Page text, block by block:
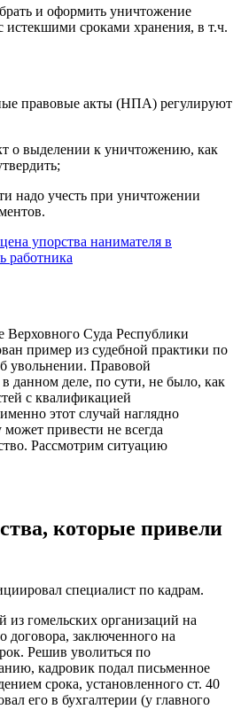
и оформить уничтожение
истекшими сроками хранения, в т.ч.
правовые акты (НПА) регулируют
о выделении к уничтожению, как
надо учесть при уничтожении
упорства нанимателя в
работника
Верховного Суда Республики
пример из судебной практики по
увольнении. Правовой
данном деле, по сути, не было, как
с квалификацией
этот случай наглядно
может привести не всегда
Рассмотрим ситуацию
которые привели
специалист по кадрам.
из гомельских организаций на
договора, заключенного на
Решив уволиться по
кадровик подал письменное
срока, установленного ст. 40
его в бухгалтерии (у главного